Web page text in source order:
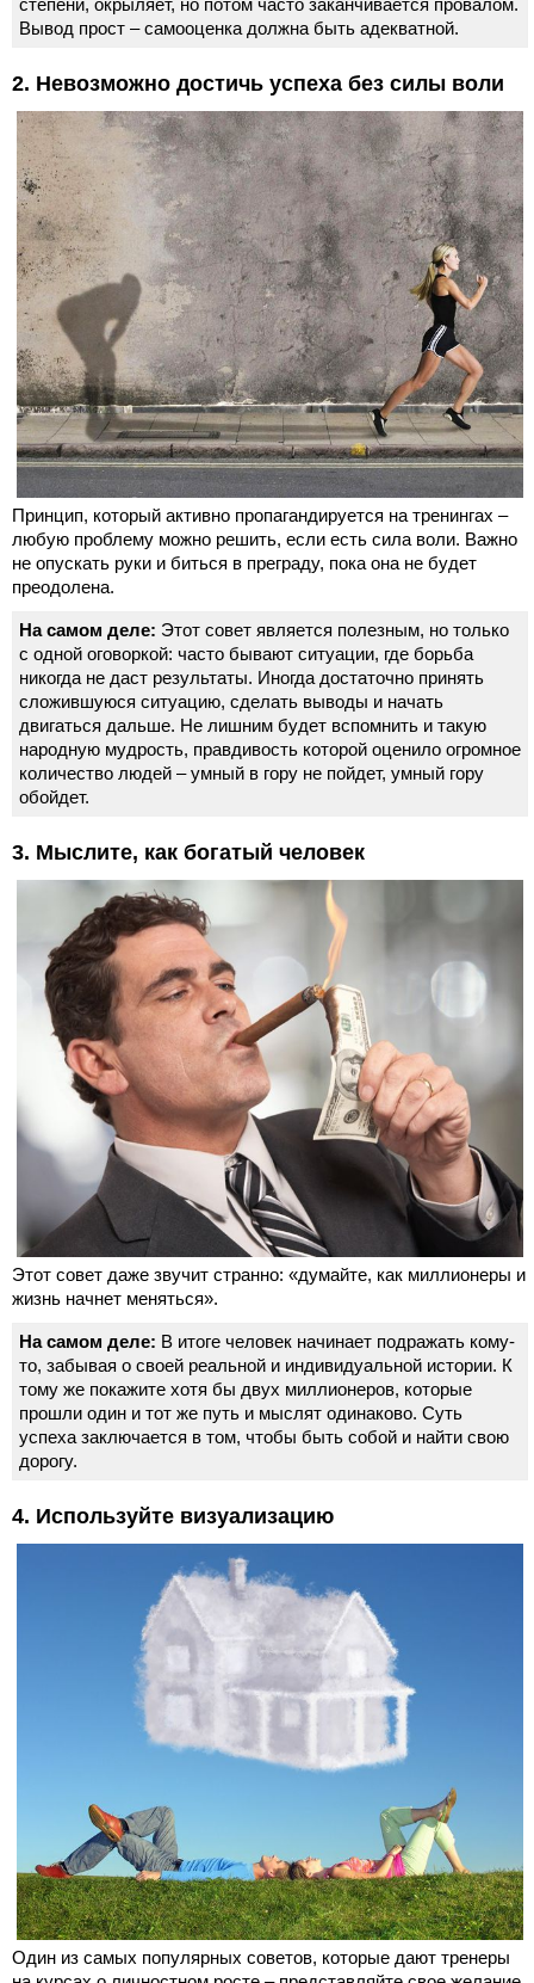
степени, окрыляет, но потом часто заканчивается провалом.
Вывод прост – самооценка должна быть адекватной.
2. Невозможно достичь успеха без силы воли
Принцип, который активно пропагандируется на тренингах –
любую проблему можно решить, если есть сила воли. Важно
не опускать руки и биться в преграду, пока она не будет
преодолена.
На самом деле: Этот совет является полезным, но только
с одной оговоркой: часто бывают ситуации, где борьба
никогда не даст результаты. Иногда достаточно принять
сложившуюся ситуацию, сделать выводы и начать
двигаться дальше. Не лишним будет вспомнить и такую
народную мудрость, правдивость которой оценило огромное
количество людей – умный в гору не пойдет, умный гору
обойдет.
3. Мыслите, как богатый человек
Этот совет даже звучит странно: «думайте, как миллионеры и
жизнь начнет меняться».
На самом деле: В итоге человек начинает подражать кому-
то, забывая о своей реальной и индивидуальной истории. К
тому же покажите хотя бы двух миллионеров, которые
прошли один и тот же путь и мыслят одинаково. Суть
успеха заключается в том, чтобы быть собой и найти свою
дорогу.
4. Используйте визуализацию
Один из самых популярных советов, которые дают тренеры